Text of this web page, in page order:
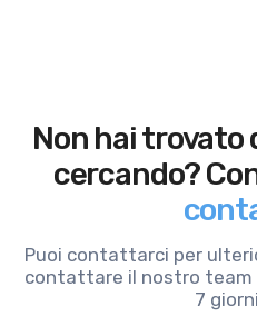
Non hai trovato
cercando?
Puoi contattarci per
contattare il nostro team
7